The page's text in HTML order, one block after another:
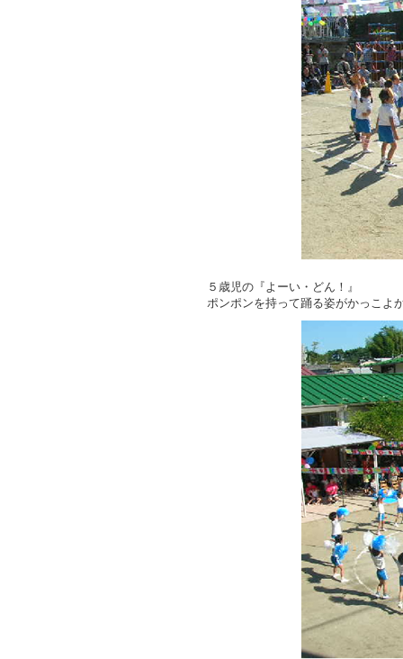
５歳児の『よーい・どん！』
ポンポンを持って踊る姿がかっこよ